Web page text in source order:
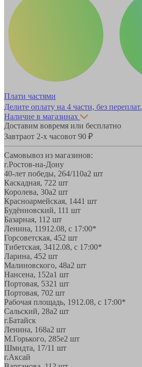
Плати частями
Делите оплату на 4 части, без переплат.
Наличие в магазинах
Доставим вовремя или бесплатно
Завтраот 2-х часовот 90 ₽
Самовывоз из магазинов:
г.Ростов-на-Дону
40-лет победы, 264/110а2 шт
Каскадная, 722 шт
Королева, 30а2 шт
Красноармейская, 1441 шт
Будённовский, 111 шт
Базарная, 11 2 шт
Ленина, 11912.08, с 17:00*
Горсоветская, 452 шт
Тибетская, 3412.08, с 17:00*
Ларина, 452 шт
Малиновского, 48а2 шт
Нансена, 152а1 шт
Портовая, 5321 шт
Портовая, 702 шт
Рабочая площадь, 1912.08, с 17:00*
Сальский, 28a2 шт
г.Батайск
Ленина, 168а2 шт
М.Горького, 285е2 шт
Шмидта, 17/11 шт
г.Аксай